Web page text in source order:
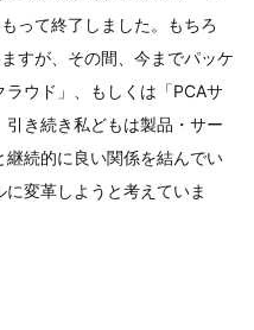
って終了しました。もちろ
すが、その間、今までパッケ
ウド」、もしくは「PCAサ
き続き私どもは製品・サー
続的に良い関係を結んでい
変革しようと考えていま